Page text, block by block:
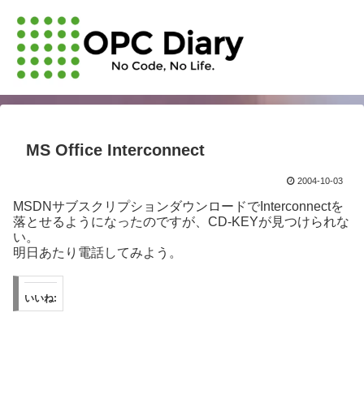
MS Office Interconnect
2004-10-03
MSDNサブスクリプションダウンロードでInterconnectを
落とせるようになったのですが、CD-KEYが見つけられな
い。
明日あたり電話してみよう。
いいね: